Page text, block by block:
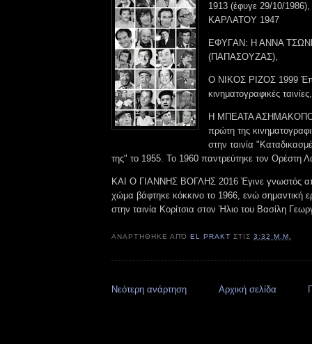
1913 (έφυγε 29/10/
ΚΑΡΛΑΤΟΥ 1947
ΕΦΥΓAN: Η ΑΝΝΑ
(ΠΑΠΑΣΟΥΖΑΣ),
Ο ΝΙΚΟΣ ΡΙΖΟΣ 1999
κινηματογραφικές
Η ΜΠΕΑΤΑ
πρώτη της
στην ταινία
της" το 1955. Το 1960 παντρεύτηκε τον Ορέστη
ΚΑΙ Ο ΓΙΑΝΝΗΣ ΒΟΓΛΗΣ 2016 Έγινε γνωστός
χώμα βάφτηκε κόκκινο το 1966, ενώ σημαντική
στην ταινία Κορίτσια στον Ήλιο του Βασίλη
ΑΝΑΡΤΉΘΗΚΕ ΑΠΌEL PRAKT ΣΤΙΣ3:32 Μ.Μ.
Νεότερη ανάρτηση Αρχική σελίδα